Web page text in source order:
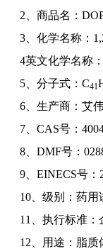
2、商品名：
3、化学名称：
4英文化学名称：
5、分子式：C41
6、生产商：艾
7、CAS号：
8、DMF号：
9、EINECS号：
10、级别：药用
11、执行标准：
12、用途：脂质